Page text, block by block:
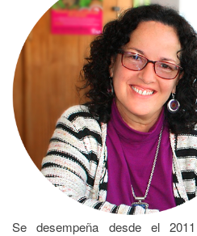
Se desempeña desde el